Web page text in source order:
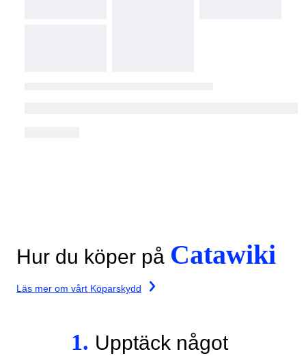
Hur du köper på Catawiki
Läs mer om vårt Köparskydd
1. Upptäck något